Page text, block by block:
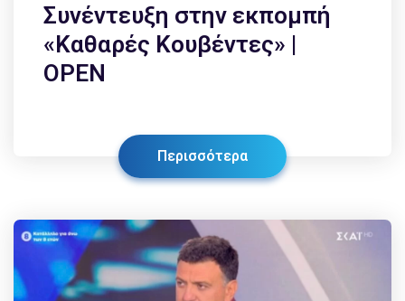
Συνέντευξη στην εκπομπή
«Καθαρές Κουβέντες» |
OPEN
Περισσότερα